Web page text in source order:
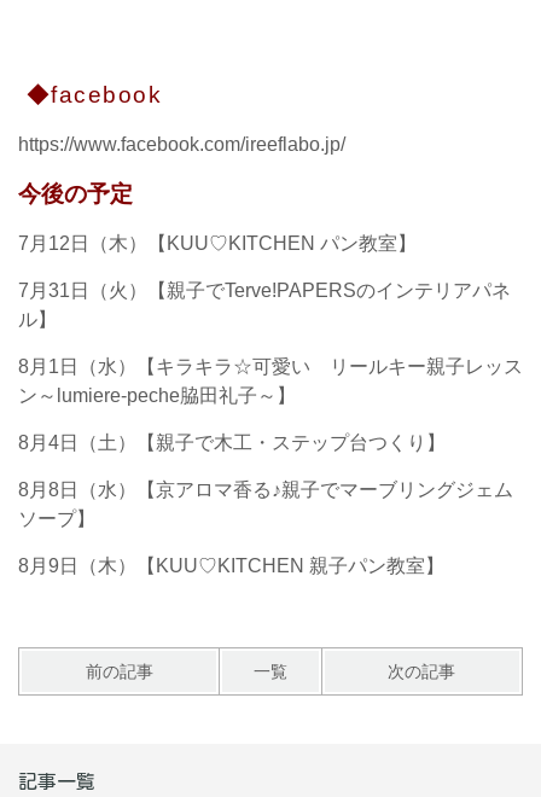
◆facebook
https://www.facebook.com/ireeflabo.jp/
今後の予定
7月12日（木）【KUU♡KITCHEN パン教室】
7月31日（火）【親子でTerve!PAPERSのインテリアパネ
ル】
8月1日（水）【キラキラ☆可愛い リールキー親子レッス
ン～lumiere-peche脇田礼子～】
8月4日（土）【親子で木工・ステップ台つくり】
8月8日（水）【京アロマ香る♪親子でマーブリングジェム
ソープ】
8月9日（木）【KUU♡KITCHEN 親子パン教室】
前の記事 一覧 次の記事
記事一覧